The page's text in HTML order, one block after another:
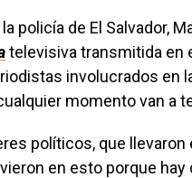
policía de El Salvador,
televisiva transmitida en
involucrados en
momento van a
políticos, que
en esto porque